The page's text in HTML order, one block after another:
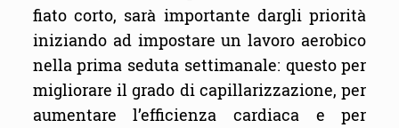
fiato corto, sarà importante dargli priorità
iniziando ad impostare un lavoro aerobico
nella prima seduta settimanale: questo per
migliorare il grado di capillarizzazione, per
aumentare l’efficienza cardiaca e per